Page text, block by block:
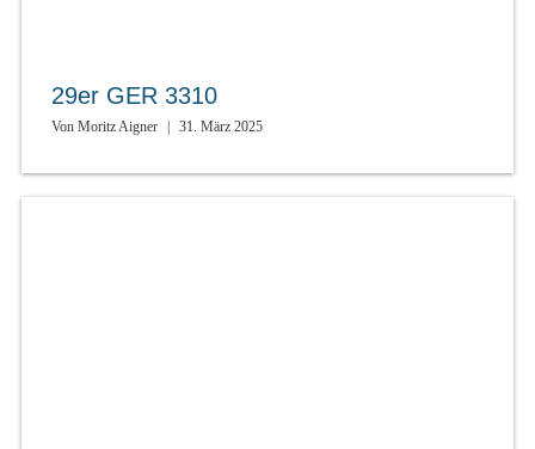
29er GER 3310
Von Moritz Aigner | 31. März 2025